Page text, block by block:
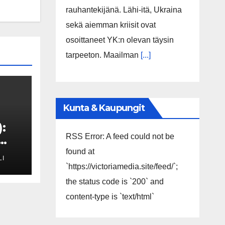
rauhantekijänä. Lähi-itä, Ukraina
sekä aiemman kriisit ovat
osoittaneet YK:n olevan täysin
tarpeeton. Maailman [...]
Kunta & Kaupungit
RSS Error: A feed could not be
found at
`https://victoriamedia.site/feed/`;
the status code is `200` and
content-type is `text/html`